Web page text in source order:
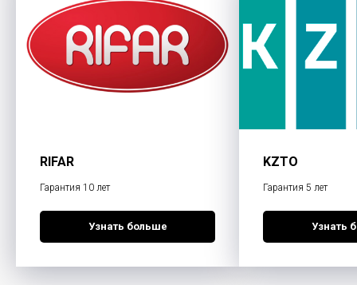
RIFAR
Гарантия 10 лет
Узнать больше
KZTO
Гарантия 5 лет
Узнать